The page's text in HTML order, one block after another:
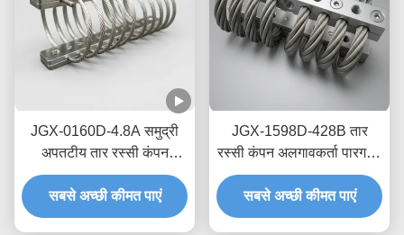
JGX-0160D-4.8A समुद्री
अपतटीय तार रस्सी कंपन
आइसोलेटर रखरखाव-मुक्त
स्टेनलेस स्टील शॉक माउंट
सबसे अच्छी कीमत पाएं
JGX-1598D-428B तार
रस्सी कंपन अलगावकर्ता पारगमन
नौवहन सुरक्षा के लिए शून्य क्रीप
तेल मुक्त घर्षण डिम्पिंग
सबसे अच्छी कीमत पाएं